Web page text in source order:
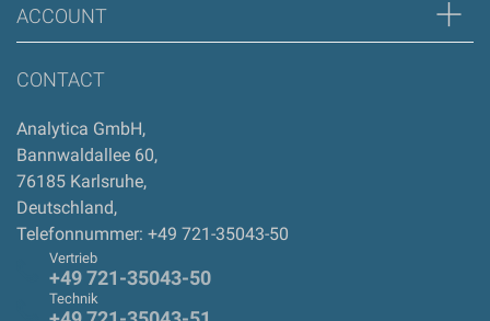
ACCOUNT
CONTACT
Analytica GmbH,
Bannwaldallee 60,
76185 Karlsruhe,
Deutschland,
Telefonnummer: +49 721-35043-50
Vertrieb
+49 721-35043-50
Technik